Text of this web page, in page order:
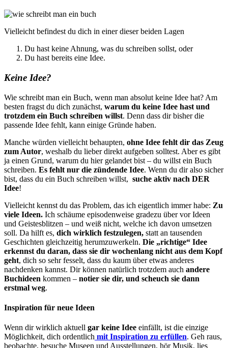
Vielleicht befindest du dich in einer dieser beiden Lagen
Du hast keine Ahnung, was du schreiben sollst, oder
Du hast bereits eine Idee.
Keine Idee?
Wie schreibt man ein Buch, wenn man absolut keine Idee hat? Am
besten fragst du dich zunächst, warum du keine Idee hast und
trotzdem ein Buch schreiben willst. Denn dass dir bisher die
passende Idee fehlt, kann einige Gründe haben.
Manche würden vielleicht behaupten, ohne Idee fehlt dir das Zeug
zum Autor, weshalb du lieber direkt aufgeben solltest. Aber es gibt
ja einen Grund, warum du hier gelandet bist – du willst ein Buch
schreiben. Es fehlt nur die zündende Idee. Wenn du dir also sicher
bist, dass du ein Buch schreiben willst, suche aktiv nach DER
Idee!
Vielleicht kennst du das Problem, das ich eigentlich immer habe: Zu
viele Ideen. Ich schäume episodenweise gradezu über vor Ideen
und Geistesblitzen – und weiß nicht, welche ich davon umsetzen
soll. Da hilft es, dich wirklich festzulegen, statt an tausenden
Geschichten gleichzeitig herumzuwerkeln. Die „richtige“ Idee
erkennst du daran, dass sie dir wochenlang nicht aus dem Kopf
geht, dich so sehr fesselt, dass du kaum über etwas anderes
nachdenken kannst. Dir können natürlich trotzdem auch andere
Buchideen kommen – notier sie dir, und scheuch sie dann
erstmal weg.
Inspiration für neue Ideen
Wenn dir wirklich aktuell gar keine Idee einfällt, ist die einzige
Möglichkeit, dich ordentlich mit Inspiration zu erfüllen. Geh raus,
beobachte, besuche Museen und Ausstellungen, hör Musik, lies